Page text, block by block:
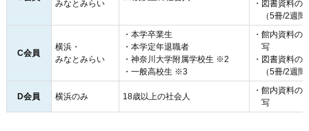
みなとみらい
図書資料の
（5冊/2週間
C会員
横浜・
みなとみらい
本学卒業生
本学定年退職者
神奈川大学附属学校生 ※2
一般高校生 ※3
館内資料の
写
図書資料の
（5冊/2週間
D会員 横浜のみ 18歳以上の社会人
館内資料の
写